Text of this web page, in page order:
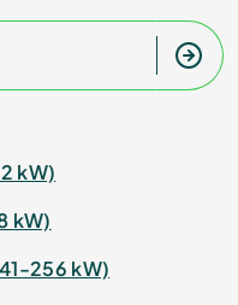
kW)
kW)
256 kW)